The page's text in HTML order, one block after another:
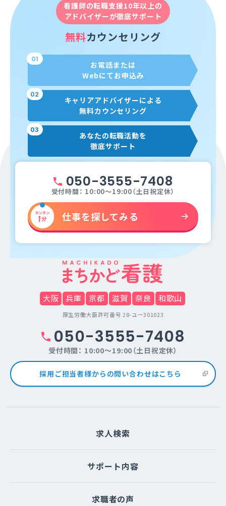
看護師の転職支援10年以上の
アドバイザーが徹底サポート
無料カウンセリング
01
お電話または
Webにてお申込み
02
キャリアアドバイザーによる
無料カウンセリング
03
あなたの転職活動を
徹底サポート
050-3555-7408
受付時間： 10:00～19:00（土日祝定休）
仕事を探してみる
大阪 兵庫 京都 滋賀 奈良 和歌山
厚生労働大臣許可番号 28-ユー301023
050-3555-7408
受付時間： 10:00～19:00（土日祝定休）
採用ご担当者様からの問い合わせはこちら
求人検索
サポート内容
求職者の声